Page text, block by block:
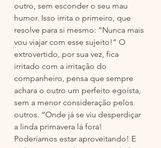
outro, sem esconder o seu mau
humor. Isso irrita o primeiro, que
resolve para si mesmo: “Nunca mais
vou viajar com esse sujeito!” O
extrovertido, por sua vez, fica
irritado com a irritação do
companheiro, pensa que sempre
achara o outro um perfeito egoísta,
sem a menor consideração pelos
outros. “Onde já se viu desperdiçar
a linda primavera lá fora!
Poderíamos estar aproveitando! E